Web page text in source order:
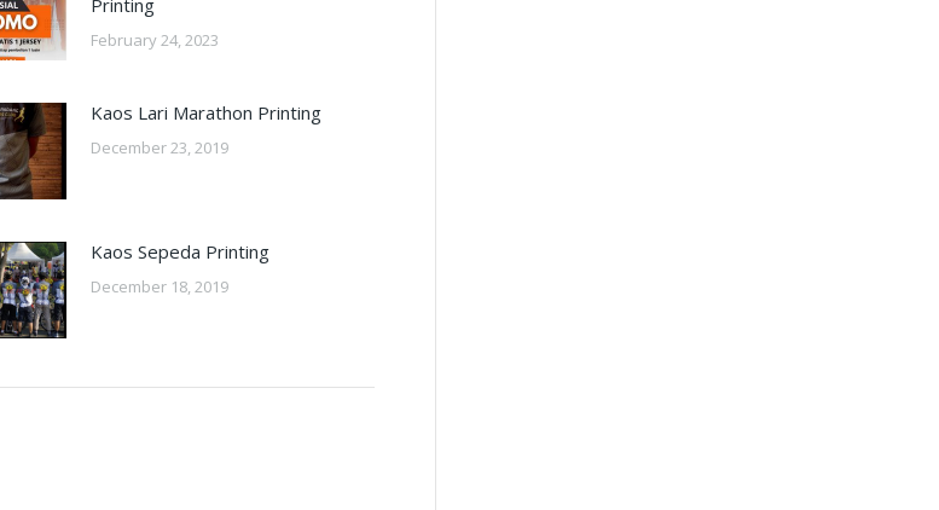
Printing
February 24, 2023
Kaos Lari Marathon Printing
December 23, 2019
Kaos Sepeda Printing
December 18, 2019